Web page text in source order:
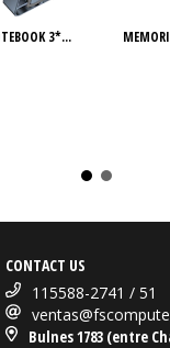
3*...
CONTACT US
115588-2741 / 51
Bulnes 1783 (entre